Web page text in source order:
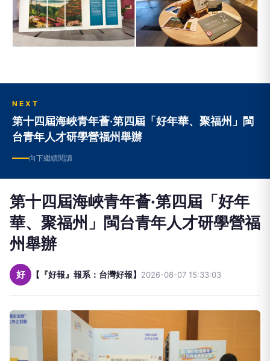
NEXT
第十四屆海峽青年薈·第四屆「好年華、聚福州」閩
台青年人才研學營福州舉辦
向下繼續閱讀
第十四屆海峽青年薈·第四屆「好年
華、聚福州」閩台青年人才研學營福
州舉辦
好 【『好報』報系：台灣好報】 2026-08-07 15:33:03